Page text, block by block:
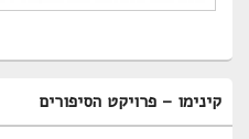
Sidebar
קינימו – פרויקט הסיפורים